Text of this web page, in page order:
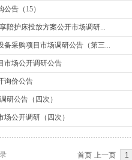
告（15）
陪护床投放方案公开市场调研...
采购项目市场调研公告（第三...
市场公开调研公告
询价公告
研公告（四次）
公开调研（四次）
首页 上一页 1